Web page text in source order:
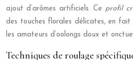
ajout d’arômes artificiels. Ce profil
des touches florales délicates, en
les amateurs d’oolongs doux et
Techniques de roulage